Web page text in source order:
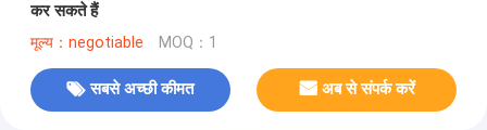
कर सकते हैं
मूल्य：negotiable MOQ：1
सबसे अच्छी कीमत अब से संपर्क करें